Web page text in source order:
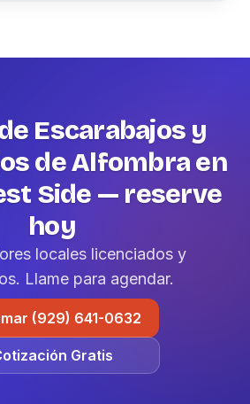
Escarabajos y
de Alfombra en
Side — reserve
hoy
locales licenciados y
Llame para agendar.
(929) 641-0632
Gratis